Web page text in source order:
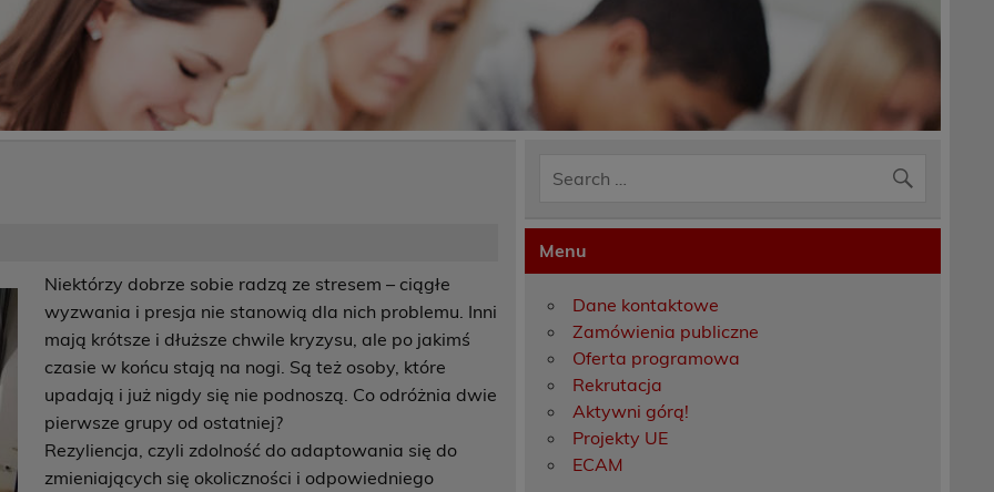
Niektórzy dobrze sobie radzą ze stresem – ciągłe
wyzwania i presja nie stanowią dla nich problemu. Inni
mają krótsze i dłuższe chwile kryzysu, ale po jakimś
czasie w końcu stają na nogi. Są też osoby, które
upadają i już nigdy się nie podnoszą. Co odróżnia dwie
pierwsze grupy od ostatniej?
Rezyliencja, czyli zdolność do adaptowania się do
zmieniających się okoliczności i odpowiedniego
Menu
Dane kontaktowe
Zamówienia publiczne
Oferta programowa
Rekrutacja
Aktywni górą!
Projekty UE
ECAM